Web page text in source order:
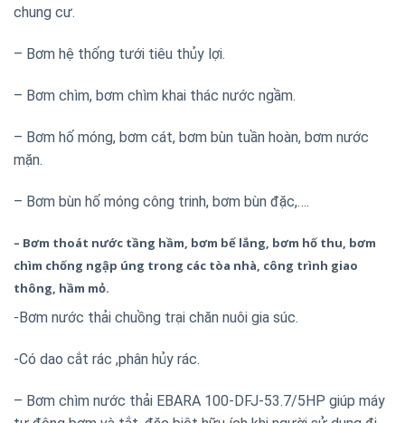
chung cư.
– Bơm hệ thống tưới tiêu thủy lợi.
– Bơm chìm, bơm chìm khai thác nước ngầm.
– Bơm hố móng, bơm cát, bơm bùn tuần hoàn, bơm nước
mặn.
– Bơm bùn hố móng công trinh, bơm bùn đặc,….
– Bơm thoát nước tầng hầm, bơm bể lắng, bơm hố thu, bơm
chìm chống ngập úng trong các tòa nhà, công trình giao
thông, hầm mỏ.
-Bơm nước thải chuồng trại chăn nuôi gia súc.
-Có dao cắt rác ,phân hủy rác.
– Bơm chìm nước thải EBARA 100-DFJ-53.7/5HP giúp máy